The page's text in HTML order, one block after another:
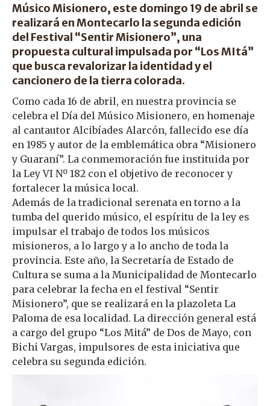
Músico Misionero, este domingo 19 de abril se
realizará en Montecarlo la segunda edición
del Festival “Sentir Misionero”, una
propuesta cultural impulsada por “Los MItá”
que busca revalorizar la identidad y el
cancionero de la tierra colorada.
Como cada 16 de abril, en nuestra provincia se
celebra el Día del Músico Misionero, en homenaje
al cantautor Alcibíades Alarcón, fallecido ese día
en 1985 y autor de la emblemática obra “Misionero
y Guaraní”. La conmemoración fue instituida por
la Ley VI Nº 182 con el objetivo de reconocer y
fortalecer la música local.
Además de la tradicional serenata en torno a la
tumba del querido músico, el espíritu de la ley es
impulsar el trabajo de todos los músicos
misioneros, a lo largo y a lo ancho de toda la
provincia. Este año, la Secretaría de Estado de
Cultura se suma a la Municipalidad de Montecarlo
para celebrar la fecha en el festival “Sentir
Misionero”, que se realizará en la plazoleta La
Paloma de esa localidad. La dirección general está
a cargo del grupo “Los Mitá” de Dos de Mayo, con
Bichi Vargas, impulsores de esta iniciativa que
celebra su segunda edición.